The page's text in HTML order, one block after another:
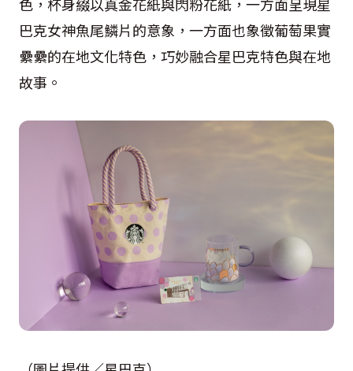
色，杯身綴以真金花紙與閃粉花紙，一方面呈現星
巴克女神魚尾鱗片的意象，一方面也象徵葡萄果實
纍纍的在地文化特色，巧妙融合星巴克特色與在地
故事。